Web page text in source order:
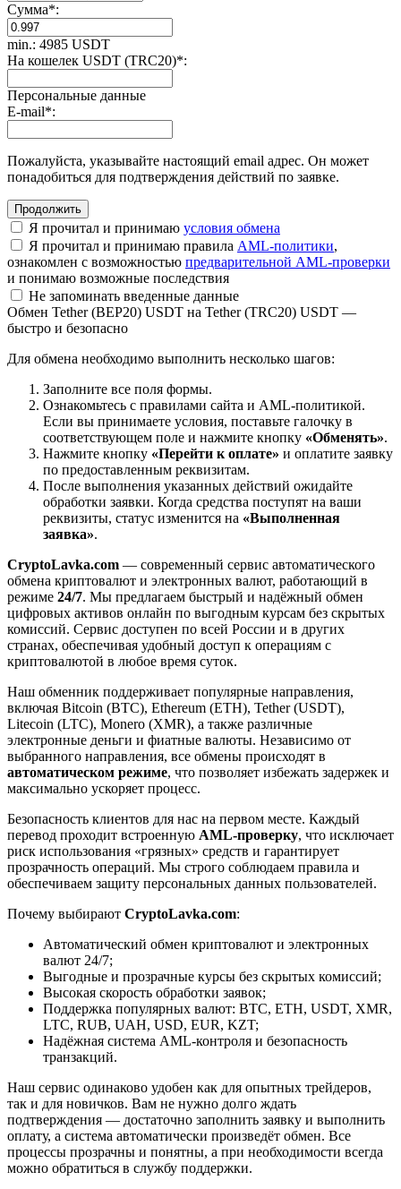
Сумма*:
min.: 4985 USDT
На кошелек USDT (TRC20)*:
Персональные данные
E-mail*:
Пожалуйста, указывайте настоящий email адрес. Он может
понадобиться для подтверждения действий по заявке.
Я прочитал и принимаю условия обмена
Я прочитал и принимаю правила AML-политики,
ознакомлен с возможностью предварительной AML-проверки
и понимаю возможные последствия
Не запоминать введенные данные
Обмен Tether (BEP20) USDT на Tether (TRC20) USDT —
быстро и безопасно
Для обмена необходимо выполнить несколько шагов:
Заполните все поля формы.
Ознакомьтесь с правилами сайта и AML-политикой.
Если вы принимаете условия, поставьте галочку в
соответствующем поле и нажмите кнопку «Обменять».
Нажмите кнопку «Перейти к оплате» и оплатите заявку
по предоставленным реквизитам.
После выполнения указанных действий ожидайте
обработки заявки. Когда средства поступят на ваши
реквизиты, статус изменится на «Выполненная
заявка».
CryptoLavka.com — современный сервис автоматического
обмена криптовалют и электронных валют, работающий в
режиме 24/7. Мы предлагаем быстрый и надёжный обмен
цифровых активов онлайн по выгодным курсам без скрытых
комиссий. Сервис доступен по всей России и в других
странах, обеспечивая удобный доступ к операциям с
криптовалютой в любое время суток.
Наш обменник поддерживает популярные направления,
включая Bitcoin (BTC), Ethereum (ETH), Tether (USDT),
Litecoin (LTC), Monero (XMR), а также различные
электронные деньги и фиатные валюты. Независимо от
выбранного направления, все обмены происходят в
автоматическом режиме, что позволяет избежать задержек и
максимально ускоряет процесс.
Безопасность клиентов для нас на первом месте. Каждый
перевод проходит встроенную AML-проверку, что исключает
риск использования «грязных» средств и гарантирует
прозрачность операций. Мы строго соблюдаем правила и
обеспечиваем защиту персональных данных пользователей.
Почему выбирают CryptoLavka.com:
Автоматический обмен криптовалют и электронных
валют 24/7;
Выгодные и прозрачные курсы без скрытых комиссий;
Высокая скорость обработки заявок;
Поддержка популярных валют: BTC, ETH, USDT, XMR,
LTC, RUB, UAH, USD, EUR, KZT;
Надёжная система AML-контроля и безопасность
транзакций.
Наш сервис одинаково удобен как для опытных трейдеров,
так и для новичков. Вам не нужно долго ждать
подтверждения — достаточно заполнить заявку и выполнить
оплату, а система автоматически произведёт обмен. Все
процессы прозрачны и понятны, а при необходимости всегда
можно обратиться в службу поддержки.